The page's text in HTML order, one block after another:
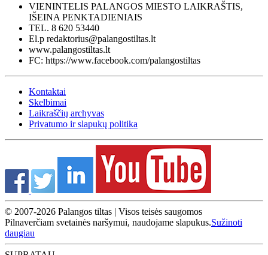
VIENINTELIS PALANGOS MIESTO LAIKRAŠTIS,
IŠEINA PENKTADIENIAIS
TEL. 8 620 53440
El.p redaktorius@palangostiltas.lt
www.palangostiltas.lt
FC: https://www.facebook.com/palangostiltas
Kontaktai
Skelbimai
Laikraščių archyvas
Privatumo ir slapukų politika
© 2007-2026 Palangos tiltas | Visos teisės saugomos
Pilnaverčiam svetainės naršymui, naudojame slapukus.Sužinoti
daugiau